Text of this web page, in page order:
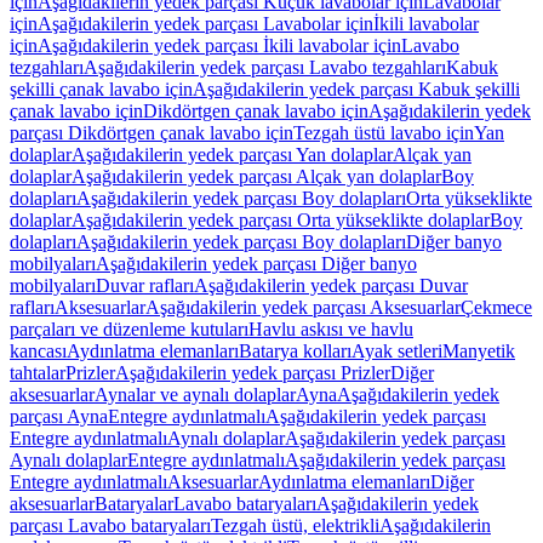
içinAşağıdakilerin yedek parçası Lavabolar içinİkili lavabolar
içinAşağıdakilerin yedek parçası İkili lavabolar içinLavabo
tezgahlarıAşağıdakilerin yedek parçası Lavabo tezgahlarıKabuk
şekilli çanak lavabo içinAşağıdakilerin yedek parçası Kabuk şekilli
çanak lavabo içinDikdörtgen çanak lavabo içinAşağıdakilerin yedek
parçası Dikdörtgen çanak lavabo içinTezgah üstü lavabo içinYan
dolaplarAşağıdakilerin yedek parçası Yan dolaplarAlçak yan
dolaplarAşağıdakilerin yedek parçası Alçak yan dolaplarBoy
dolaplarıAşağıdakilerin yedek parçası Boy dolaplarıOrta yükseklikte
dolaplarAşağıdakilerin yedek parçası Orta yükseklikte dolaplarBoy
dolaplarıAşağıdakilerin yedek parçası Boy dolaplarıDiğer banyo
mobilyalarıAşağıdakilerin yedek parçası Diğer banyo
mobilyalarıDuvar raflarıAşağıdakilerin yedek parçası Duvar
raflarıAksesuarlarAşağıdakilerin yedek parçası AksesuarlarÇekmece
parçaları ve düzenleme kutularıHavlu askısı ve havlu
kancasıAydınlatma elemanlarıBatarya kollarıAyak setleriManyetik
tahtalarPrizlerAşağıdakilerin yedek parçası PrizlerDiğer
aksesuarlarAynalar ve aynalı dolaplarAynaAşağıdakilerin yedek
parçası AynaEntegre aydınlatmalıAşağıdakilerin yedek parçası
Entegre aydınlatmalıAynalı dolaplarAşağıdakilerin yedek parçası
Aynalı dolaplarEntegre aydınlatmalıAşağıdakilerin yedek parçası
Entegre aydınlatmalıAksesuarlarAydınlatma elemanlarıDiğer
aksesuarlarBataryalarLavabo bataryalarıAşağıdakilerin yedek
parçası Lavabo bataryalarıTezgah üstü, elektrikliAşağıdakilerin